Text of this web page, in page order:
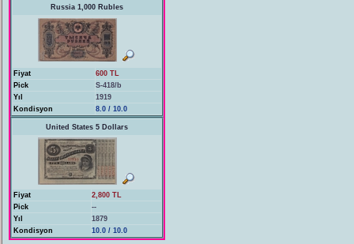
Russia 1,000 Rubles
Fiyat
600 TL
Pick
S-418/b
Yıl
1919
Kondisyon
8.0 / 10.0
United States 5 Dollars
Fiyat
2,800 TL
Pick
--
Yıl
1879
Kondisyon
10.0 / 10.0